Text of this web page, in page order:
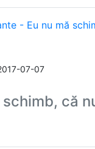
07-07
schimb, că